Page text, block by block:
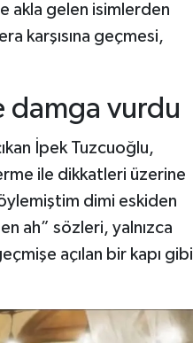
akla gelen isimlerden
karşısına geçmesi,
damga vurdu
İpek Tuzcuoğlu,
ile dikkatleri üzerine
dimi eskiden
ah” sözleri, yalnızca
açılan bir kapı gibi